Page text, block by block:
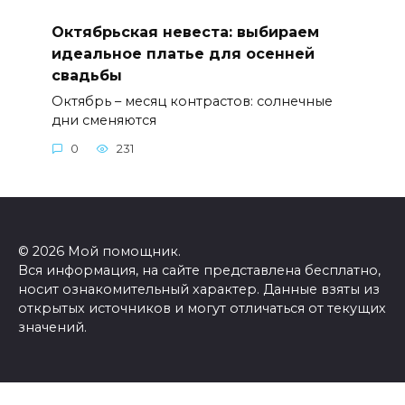
Октябрьская невеста: выбираем
идеальное платье для осенней
свадьбы
Октябрь – месяц контрастов: солнечные
дни сменяются
0 231
© 2026 Мой помощник.
Вся информация, на сайте представлена бесплатно,
носит ознакомительный характер. Данные взяты из
открытых источников и могут отличаться от текущих
значений.